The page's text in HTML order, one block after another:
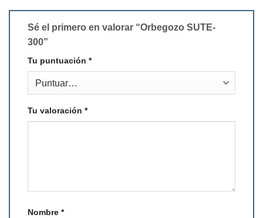
Sé el primero en valorar “Orbegozo SUTE-
300”
Tu puntuación *
Tu valoración *
Nombre *